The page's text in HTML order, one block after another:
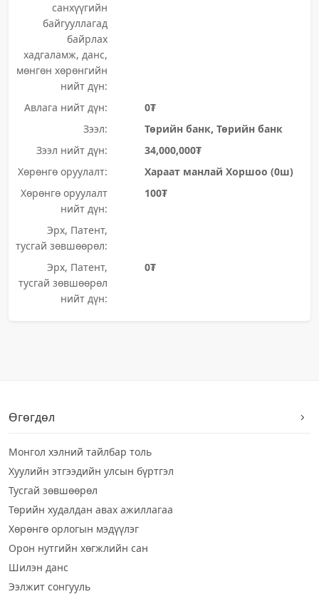
санхүүгийн
байгууллагад
байрлах
хадгаламж, данс,
мөнгөн хөрөнгийн
нийт дүн:
Авлага нийт дүн:
0₮
Зээл:
Төрийн банк, Төрийн банк
Зээл нийт дүн:
34,000,000₮
Хөрөнгө оруулалт:
Хараат манлай Хоршоо (0ш)
Хөрөнгө оруулалт
нийт дүн:
100₮
Эрх, Патент,
тусгай зөвшөөрөл:
Эрх, Патент,
тусгай зөвшөөрөл
нийт дүн:
0₮
Өгөгдөл
Монгол хэлний тайлбар толь
Хуулийн этгээдийн улсын бүртгэл
Тусгай зөвшөөрөл
Төрийн худалдан авах ажиллагаа
Хөрөнгө орлогын мэдүүлэг
Орон нутгийн хөгжлийн сан
Шилэн данс
Ээлжит сонгууль